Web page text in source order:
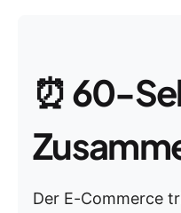
⏰60-
Der E-Commerce